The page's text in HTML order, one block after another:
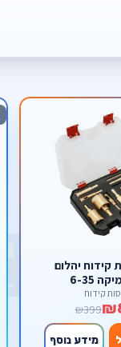
קידוח יהלום
6-35
קידוח
₪399
מידע נוסף